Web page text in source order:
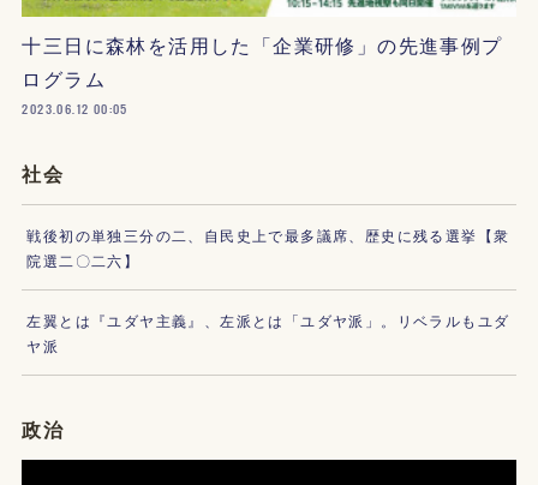
十三日に森林を活用した「企業研修」の先進事例プ
ログラム
2023.06.12 00:05
社会
戦後初の単独三分の二、自民史上で最多議席、歴史に残る選挙【衆
院選二〇二六】
左翼とは『ユダヤ主義』、左派とは「ユダヤ派」。リベラルもユダ
ヤ派
政治